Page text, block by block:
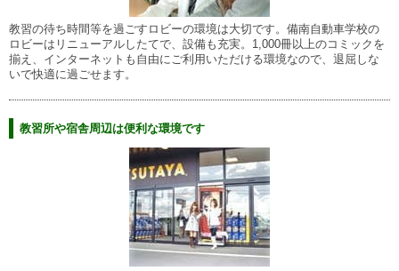
教習の待ち時間等を過ごすロビーの環境は大切です。備南自動車学校の
ロビーはリニューアルしたてで、設備も充実。1,000冊以上のコミックを
揃え、インターネットも自由にご利用いただける環境なので、退屈しな
いで快適に過ごせます。
教習所や宿舎周辺は便利な環境です